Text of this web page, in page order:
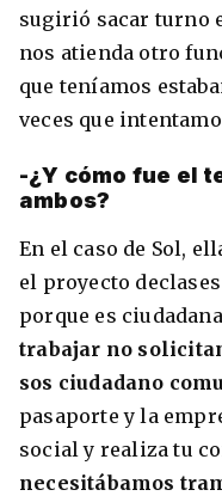
sugirió sacar turno
nos atienda otro
que teníamos
veces que
-¿Y cómo fue el
ambos?
En el caso de Sol,
el proyecto
porque es
trabajar no
sos ciudadano
pasaporte y la
social y realiza tu
necesitábamos